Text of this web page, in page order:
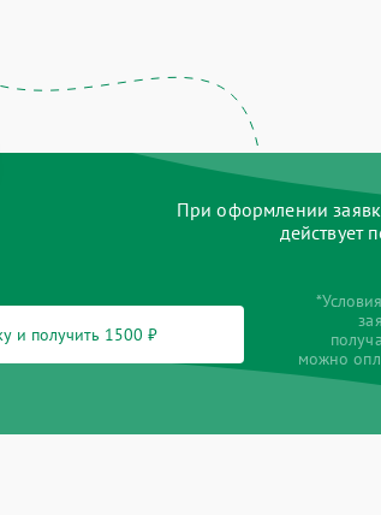
При оформлении
действует
и получить 1500 ₽
можно